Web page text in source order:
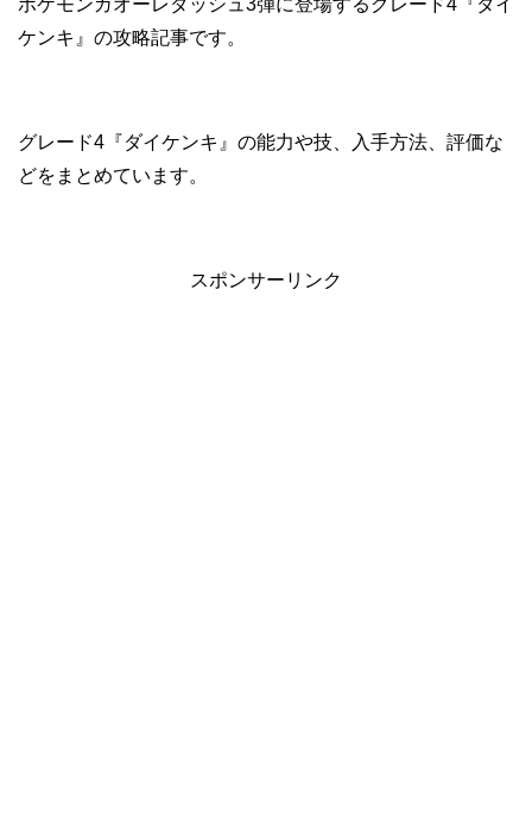
ポケモンガオーレダッシュ3弾に登場するグレード4『ダイ
ケンキ』の攻略記事です。
グレード4『ダイケンキ』の能力や技、入手方法、評価な
どをまとめています。
スポンサーリンク